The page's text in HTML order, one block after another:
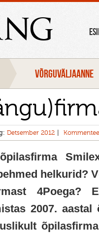
VÕRGUVÄLJAANNE
Detsember 2012
helkurid?
4Poega?
2007. aastal